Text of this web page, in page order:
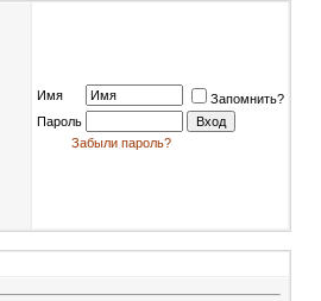
Имя
Запомнить?
Пароль
Забыли пароль?